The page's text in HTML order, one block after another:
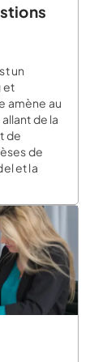
un
et
amène au
de la
de
de
et la